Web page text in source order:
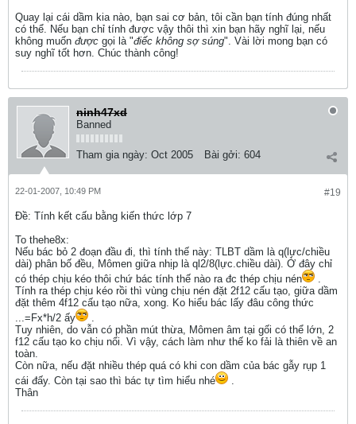
Quay lại cái dầm kia nào, bạn sai cơ bản, tôi cần bạn tính đúng nhất
có thể. Nếu bạn chỉ tính được vậy thôi thì xin bạn hãy nghĩ lại, nếu
không muốn được gọi là "điếc không sợ súng". Vài lời mong bạn có
suy nghĩ tốt hơn. Chúc thành công!
ninh47xd
Banned
Tham gia ngày: Oct 2005 Bài gởi: 604
#19
22-01-2007, 10:49 PM
Ðề: Tính kết cấu bằng kiến thức lớp 7
To thehe8x:
Nếu bác bỏ 2 đoạn đầu đi, thì tính thế này: TLBT dầm là q(lực/chiều
dài) phân bố đều, Mômen giữa nhịp là ql2/8(lực.chiều dài). Ở đây chỉ
có thép chịu kéo thôi chứ bác tính thế nào ra đc thép chịu nén
.
Tính ra thép chịu kéo rồi thì vùng chịu nén đặt 2f12 cấu tạo, giữa dầm
đặt thêm 4f12 cấu tạo nữa, xong. Ko hiểu bác lấy đâu công thức
...=Fx*h/2 ấy
.
Tuy nhiên, do vẫn có phần mút thừa, Mômen âm tại gối có thể lớn, 2
f12 cấu tạo ko chịu nổi. Vì vậy, cách làm như thế ko fải là thiên về an
toàn.
Còn nữa, nếu đặt nhiều thép quá có khi con dầm của bác gẫy rụp 1
cái đấy. Còn tại sao thì bác tự tìm hiểu nhé
.
Thân